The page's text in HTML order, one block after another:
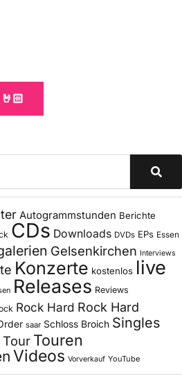
Autogrammstunden Berichte
CDs Downloads DVDs EPs Essen
Gelsenkirchen Interviews
Konzerte kostenlos live
Releases Reviews
Rock Hard Rock Hard
saar Schloss Broich Singles
Tour Touren
Videos Vorverkauf YouTube